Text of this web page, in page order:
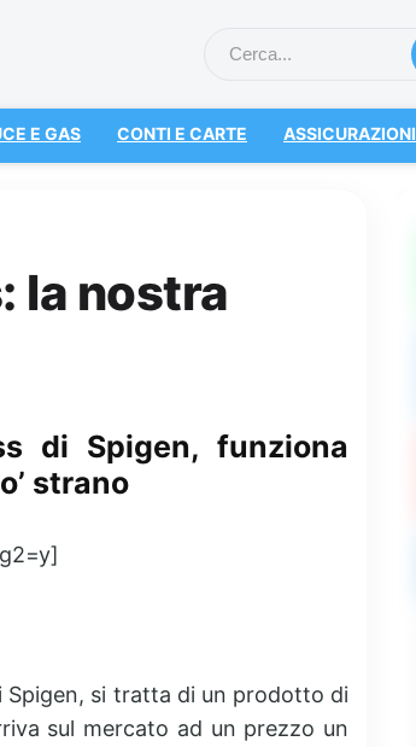
E GAS CONTI E CARTE ASSICURAZIONI
la nostra
di Spigen, funziona
strano
Spigen, si tratta di un prodotto di
sul mercato ad un prezzo un